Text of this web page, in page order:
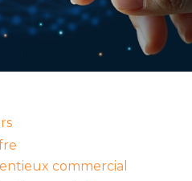
commercial